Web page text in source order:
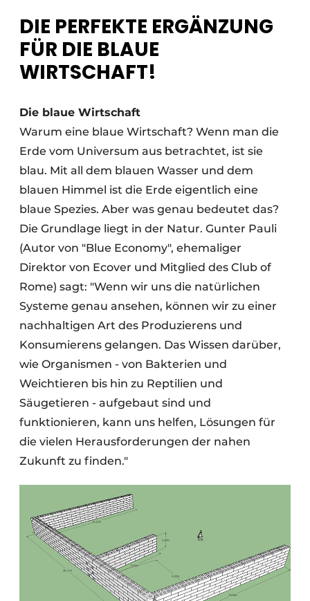
Datenschutz / Cookie-Erklärung
Ein Stellenangebot registrieren
Videos
DIE PERFEKTE ERGÄNZUNG
FÜR DIE BLAUE
WIRTSCHAFT!
Die blaue Wirtschaft
Warum eine blaue Wirtschaft? Wenn man die
Erde vom Universum aus betrachtet, ist sie
blau. Mit all dem blauen Wasser und dem
blauen Himmel ist die Erde eigentlich eine
blaue Spezies. Aber was genau bedeutet das?
Die Grundlage liegt in der Natur. Gunter Pauli
(Autor von "Blue Economy", ehemaliger
Direktor von Ecover und Mitglied des Club of
Rome) sagt: "Wenn wir uns die natürlichen
Systeme genau ansehen, können wir zu einer
nachhaltigen Art des Produzierens und
Konsumierens gelangen. Das Wissen darüber,
wie Organismen - von Bakterien und
Weichtieren bis hin zu Reptilien und
Säugetieren - aufgebaut sind und
funktionieren, kann uns helfen, Lösungen für
die vielen Herausforderungen der nahen
Zukunft zu finden."